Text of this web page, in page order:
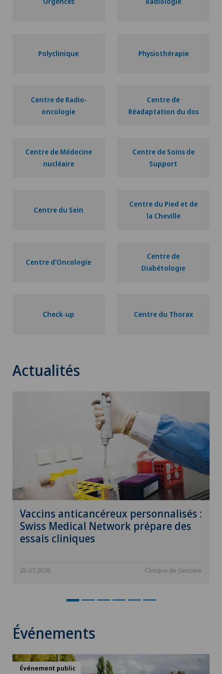
Polyclinique Physiothérapie
Centre de Radio-
oncologie
Centre de
Réadaptation du dos
Centre de Médecine
nucléaire
Centre de Soins de
Support
Centre du Sein
Centre du Pied et de
la Cheville
Centre d'Oncologie
Centre de
Diabétologie
Check-up Centre du Thorax
Actualités
Vaccins anticancéreux personnalisés :
Swiss Medical Network prépare des
essais cliniques
23.07.2026 Clinique de Genolier
Événements
Événement public